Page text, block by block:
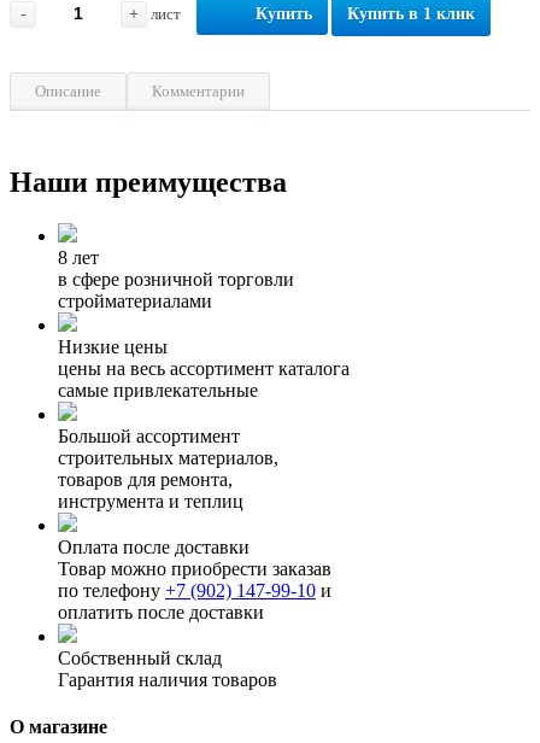
-
+ лист Купить Купить в 1 клик
Описание Комментарии
Наши преимущества
8 лет
в сфере розничной торговли
стройматериалами
Низкие цены
цены на весь ассортимент каталога
самые привлекательные
Большой ассортимент
строительных материалов,
товаров для ремонта,
инструмента и теплиц
Оплата после доставки
Товар можно приобрести заказав
по телефону +7 (902) 147-99-10 и
оплатить после доставки
Собственный склад
Гарантия наличия товаров
О магазине